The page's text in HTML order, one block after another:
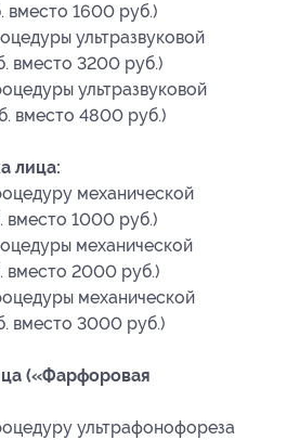
вместо 1600 руб.)
ультразвуковой
вместо 3200 руб.)
ультразвуковой
вместо 4800 руб.)
лица:
механической
вместо 1000 руб.)
механической
вместо 2000 руб.)
механической
вместо 3000 руб.)
(«Фарфоровая
ультрафонофореза